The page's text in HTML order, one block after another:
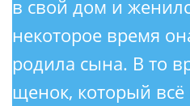
в свой дом и
некоторое время
родила сына. В то
щенок, который